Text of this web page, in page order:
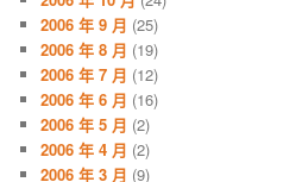
2006 年 9 月 (25)
2006 年 8 月 (19)
2006 年 7 月 (12)
2006 年 6 月 (16)
2006 年 5 月 (2)
2006 年 4 月 (2)
2006 年 3 月 (9)